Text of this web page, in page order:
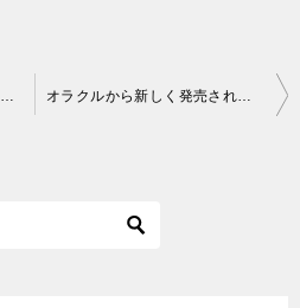
オラクル クリアブライトパック（旧タイムレスマスク）久々に使っています♪ オラクルから新しく発売されたクレンジングオイル「メイクアップ・リムーバー オイル」を使ってみました！